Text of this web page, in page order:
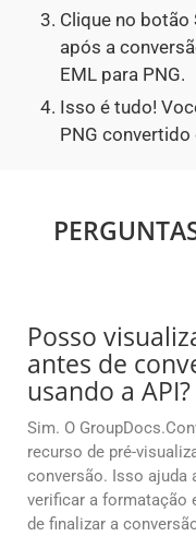
Clique no botão
após a
EML para PNG.
Isso é tudo!
PNG
Posso
antes de
usando a API?
Sim. O
recurso de pré-
conversão. Isso ajuda
verificar a formatação
de finalizar a